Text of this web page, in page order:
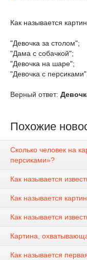
Как называется
"Девочка за столом";
"Дама с собачкой";
"Девочка на шаре";
"Девочка с персиками".
Верный ответ:
Похожие
Сколько человек на
персиками»?
Как называется
Как называется
Как называется
Картина,
Как называется